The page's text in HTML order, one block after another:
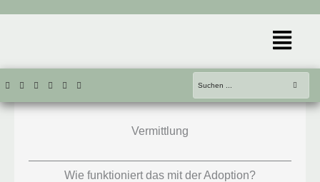
Menü
Vermittlung
Wie funktioniert das mit der Adoption?